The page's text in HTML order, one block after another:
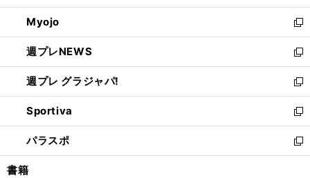
開
く
ウ
で
開
く
ン
ド
ウ
で
開
く
ウ
ィ
ン
ド
ウ
で
開
く
Myojo
新
し
い
ウ
ィ
ン
ド
ウ
で
開
週プレNEWS
新
し
い
ウ
ィ
ン
ド
ウ
週プレ グラジャパ!
新
し
い
ウ
ィ
ン
Sportiva
新
し
い
ウ
パラスポ
新
し
書籍